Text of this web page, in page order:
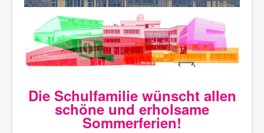
Die Schulfamilie wünscht allen
schöne und erholsame
Sommerferien!